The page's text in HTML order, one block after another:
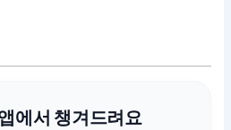
에서 챙겨드려요